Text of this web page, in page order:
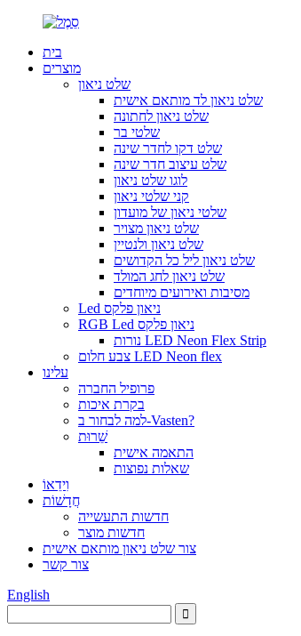
בית
מוצרים
שלט ניאון
שלט ניאון לד מותאם אישית
שלט ניאון לחתונה
שלטי בר
שלט דקו לחדר שינה
שלט עיצוב חדר שינה
לוגו שלט ניאון
קני שלטי ניאון
שלטי ניאון של מועדון
שלט ניאון מצויר
שלט ניאון ולנטיין
שלט ניאון ליל כל הקדושים
שלט ניאון לחג המולד
מסיבות ואירועים מיוחדים
Led ניאון פלקס
RGB Led ניאון פלקס
נורות LED Neon Flex Strip
צבע חלום LED Neon flex
עלינו
פרופיל החברה
בקרת איכות
למה לבחור ב-Vasten?
שֵׁרוּת
התאמה אישית
שאלות נפוצות
וִידֵאוֹ
חֲדָשׁוֹת
חדשות התעשייה
חדשות מוצר
צור שלט ניאון מותאם אישית
צור קשר
English